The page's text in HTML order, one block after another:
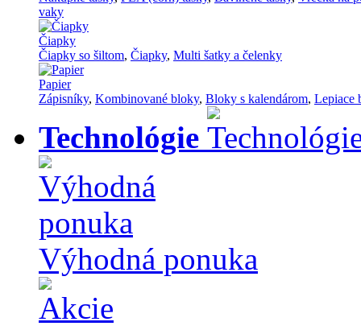
vaky
Čiapky
Čiapky so šiltom, Čiapky, Multi šatky a čelenky
Papier
Zápisníky, Kombinované bloky, Bloky s kalendárom, Lepiace
Technológie
Výhodná ponuka